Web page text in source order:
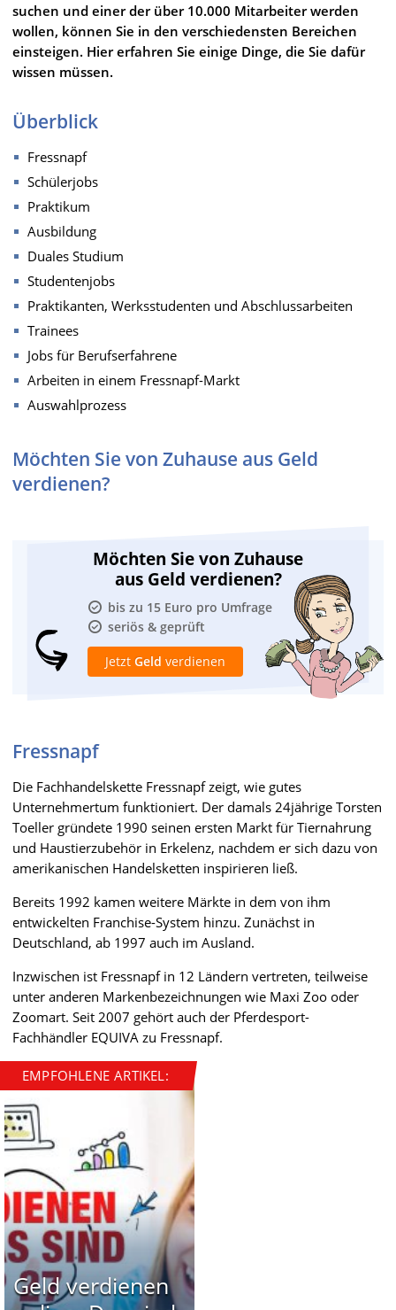
suchen und einer der über 10.000 Mitarbeiter werden
wollen, können Sie in den verschiedensten Bereichen
einsteigen. Hier erfahren Sie einige Dinge, die Sie dafür
wissen müssen.
Überblick
Fressnapf
Schülerjobs
Praktikum
Ausbildung
Duales Studium
Studentenjobs
Praktikanten, Werksstudenten und Abschlussarbeiten
Trainees
Jobs für Berufserfahrene
Arbeiten in einem Fressnapf-Markt
Auswahlprozess
Möchten Sie von Zuhause aus Geld
verdienen?
Möchten Sie von Zuhause
aus Geld verdienen?
bis zu 15 Euro pro Umfrage
seriös & geprüft
Jetzt Geld verdienen
Fressnapf
Die Fachhandelskette Fressnapf zeigt, wie gutes
Unternehmertum funktioniert. Der damals 24jährige Torsten
Toeller gründete 1990 seinen ersten Markt für Tiernahrung
und Haustierzubehör in Erkelenz, nachdem er sich dazu von
amerikanischen Handelsketten inspirieren ließ.
Bereits 1992 kamen weitere Märkte in dem von ihm
entwickelten Franchise-System hinzu. Zunächst in
Deutschland, ab 1997 auch im Ausland.
Inzwischen ist Fressnapf in 12 Ländern vertreten, teilweise
unter anderen Markenbezeichnungen wie Maxi Zoo oder
Zoomart. Seit 2007 gehört auch der Pferdesport-
Fachhändler EQUIVA zu Fressnapf.
EMPFOHLENE ARTIKEL:
Geld verdienen